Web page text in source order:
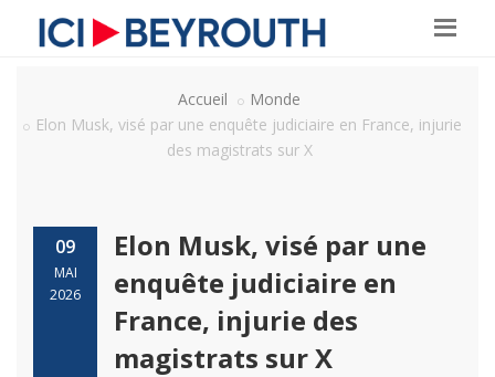
Accueil
Monde
Elon Musk, visé par une enquête judiciaire en France, injurie
des magistrats sur X
09
MAI
2026
Elon Musk, visé par une
enquête judiciaire en
France, injurie des
magistrats sur X